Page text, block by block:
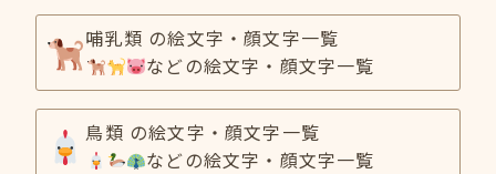
哺乳類 の絵文字・顔文字一覧
などの絵文字・顔文字一覧
鳥類 の絵文字・顔文字一覧
などの絵文字・顔文字一覧